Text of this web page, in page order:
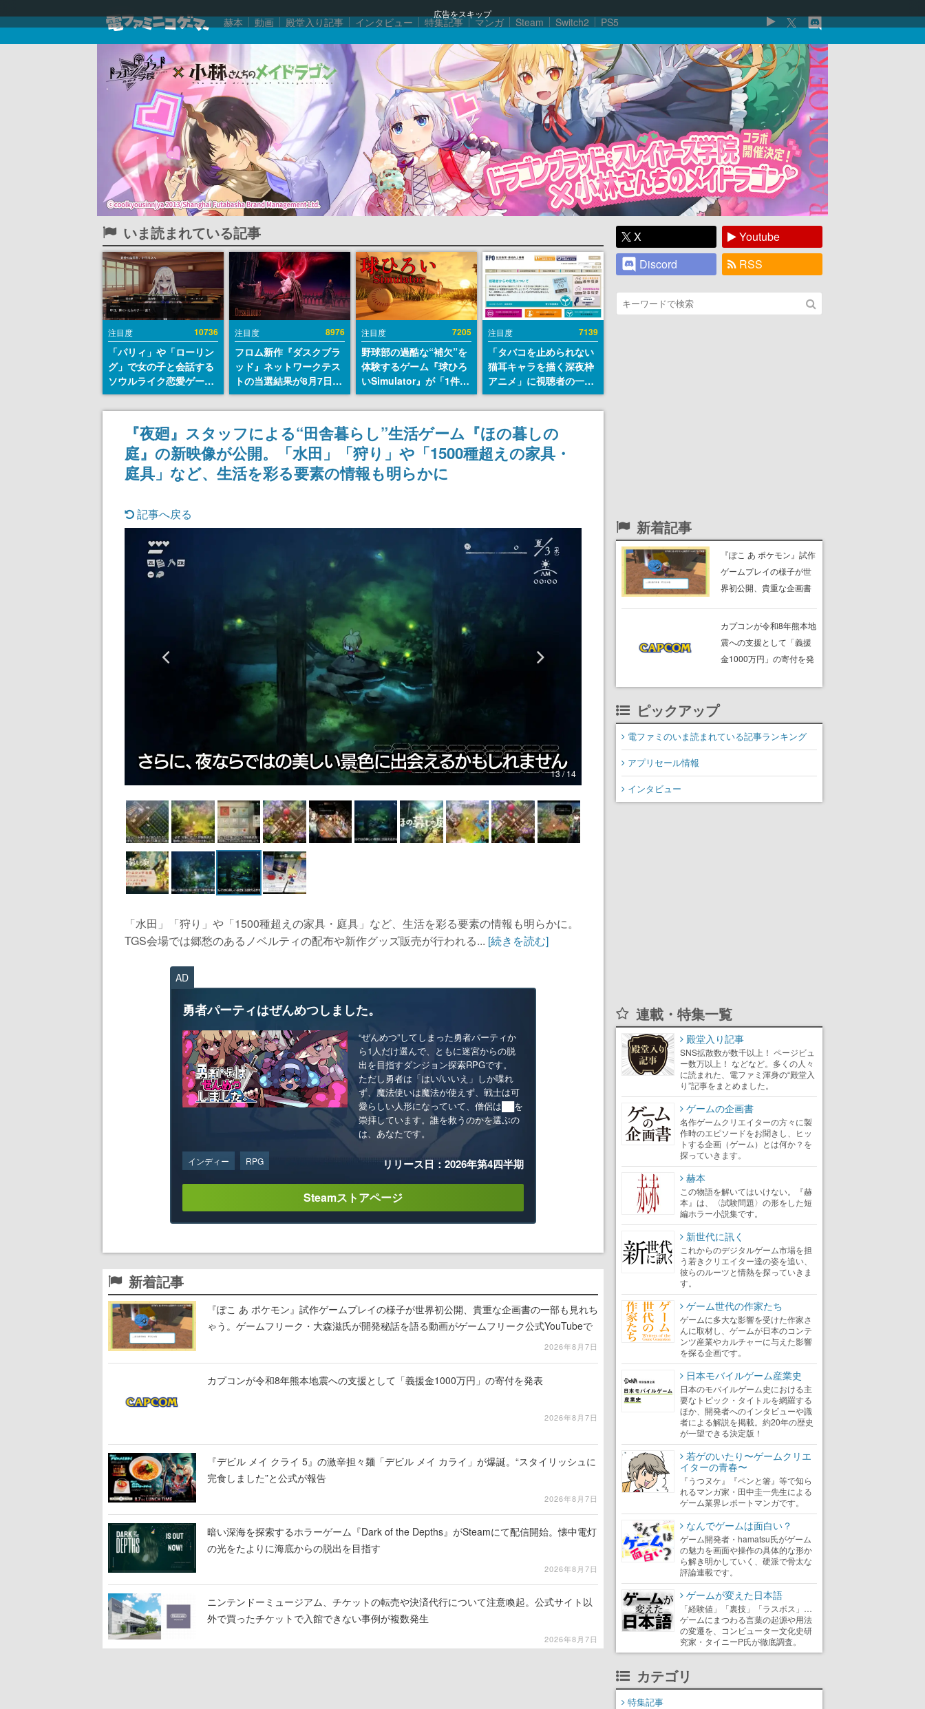
広告をスキップ
赫本 動画 殿堂入り記事 インタビュー 特集記事 マンガ Steam Switch2 PS5
いま読まれている記事
注目度 10736
「パリィ」や「ローリン
グ」で女の子と会話する
ソウルライク恋愛ゲーム
『小早川さんはソウルラ
イク』無料公開。返事に
失敗すると「YOU
DIED」
注目度 8976
フロム新作『ダスクブラ
ッド』ネットワークテス
トの当選結果が8月7日22
時に発表。応募サイトの
マイページから確認可
能、テスト実施は8月21
日～24日
注目度 7205
野球部の過酷な“補欠”を
体験するゲーム『球ひろ
いSimulator』が「1件」
のウィッシュリストをも
とにチェコ語に対応し
SNSで話題に。『キング
ダム・カム』開発元やチ
ェコのプロ野球選手から
称賛の声
注目度 7139
「タバコを止められない
猫耳キャラを描く深夜枠
アニメ」に視聴者の一部
から批判意見。違法薬物
の使用と思しき描写も含
めて、BPOが議論を交わ
す
『夜廻』スタッフによる“田舎暮らし”生活ゲーム『ほの暮しの
庭』の新映像が公開。「水田」「狩り」や「1500種超えの家具・
庭具」など、生活を彩る要素の情報も明らかに
記事へ戻る
13 / 14
「水田」「狩り」や「1500種超えの家具・庭具」など、生活を彩る要素の情報も明らかに。
TGS会場では郷愁のあるノベルティの配布や新作グッズ販売が行われる... [続きを読む]
AD
勇者パーティはぜんめつしました。
“ぜんめつ”してしまった勇者パーティか
ら1人だけ選んで、ともに迷宮からの脱
出を目指すダンジョン探索RPGです。
ただし勇者は「はい/いいえ」しか喋れ
ず、魔法使いは魔法が使えず、戦士は可
愛らしい人形になっていて、僧侶は██を
崇拝しています。誰を救うのかを選ぶの
は、あなたです。
インディー RPG リリース日：2026年第4四半期
Steamストアページ
新着記事
『ぽこ あ ポケモン』試作ゲームプレイの様子が世界初公開、貴重な企画書の一部も見れち
ゃう。ゲームフリーク・大森滋氏が開発秘話を語る動画がゲームフリーク公式YouTubeで
2026年8月7日
カプコンが令和8年熊本地震への支援として「義援金1000万円」の寄付を発表
2026年8月7日
『デビル メイ クライ 5』の激辛担々麺「デビル メイ カライ」が爆誕。“スタイリッシュに
完食しました”と公式が報告
2026年8月7日
暗い深海を探索するホラーゲーム『Dark of the Depths』がSteamにて配信開始。懐中電灯
の光をたよりに海底からの脱出を目指す
2026年8月7日
ニンテンドーミュージアム、チケットの転売や決済代行について注意喚起。公式サイト以
外で買ったチケットで入館できない事例が複数発生
2026年8月7日
X
Youtube
Discord
RSS
新着記事
『ぽこ あ ポケモン』試作
ゲームプレイの様子が世
界初公開、貴重な企画書
ームフリーク・大森滋氏
が開発秘話を語る動画が
ゲームフリーク公式
カプコンが令和8年熊本地
震への支援として「義援
金1000万円」の寄付を発
ピックアップ
電ファミのいま読まれている記事ランキング
アプリセール情報
インタビュー
連載・特集一覧
殿堂入り記事
SNS拡散数が数千以上！ ページビュ
ー数万以上！ などなど。多くの人々
に読まれた、電ファミ渾身の“殿堂入
り”記事をまとめました。
ゲームの企画書
名作ゲームクリエイターの方々に製
作時のエピソードをお聞きし、ヒッ
トする企画（ゲーム）とは何か？を
探っていきます。
赫本
この物語を解いてはいけない。『赫
本』は、〈試験問題〉の形をした短
編ホラー小説集です。
新世代に訊く
これからのデジタルゲーム市場を担
う若きクリエイター達の姿を追い、
彼らのルーツと情熱を探っていきま
す。
ゲーム世代の作家たち
ゲームに多大な影響を受けた作家さ
んに取材し、ゲームが日本のコンテ
ンツ産業やカルチャーに与えた影響
を探る企画です。
日本モバイルゲーム産業史
日本のモバイルゲーム史における主
要なトピック・タイトルを網羅する
ほか、開発者へのインタビューや識
者による解説を掲載。約20年の歴史
が一望できる決定版！
若ゲのいたり〜ゲームクリエ
イターの青春〜
『うつヌケ』『ペンと箸』等で知ら
れるマンガ家・田中圭一先生による
ゲーム業界レポートマンガです。
なんでゲームは面白い？
ゲーム開発者・hamatsu氏がゲーム
の魅力を画面や操作の具体的な形か
ら解き明かしていく、硬派で骨太な
評論連載です。
ゲームが変えた日本語
「経験値」「裏技」「ラスボス」…
ゲームにまつわる言葉の起源や用法
の変遷を、コンピューター文化史研
究家・タイニーP氏が徹底調査。
カテゴリ
特集記事